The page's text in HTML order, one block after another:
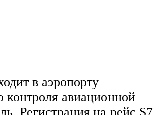
в аэропорту
контроля авиационной
Регистрация на рейс S7